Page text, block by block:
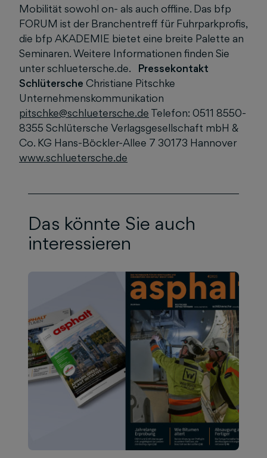
Mobilität sowohl on- als auch offline. Das bfp
FORUM ist der Branchentreff für Fuhrparkprofis,
die bfp AKADEMIE bietet eine breite Palette an
Seminaren. Weitere Informationen finden Sie
unter schluetersche.de. Pressekontakt
Schlütersche Christiane Pitschke
Unternehmenskommunikation
pitschke@schluetersche.de Telefon: 0511 8550-
8355 Schlütersche Verlagsgesellschaft mbH &
Co. KG Hans-Böckler-Allee 7 30173 Hannover
www.schluetersche.de
Das könnte Sie auch
interessieren